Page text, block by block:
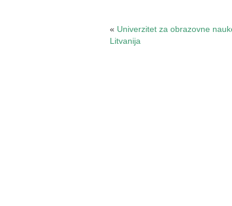
« Univerzitet za obrazovne
Litvanija